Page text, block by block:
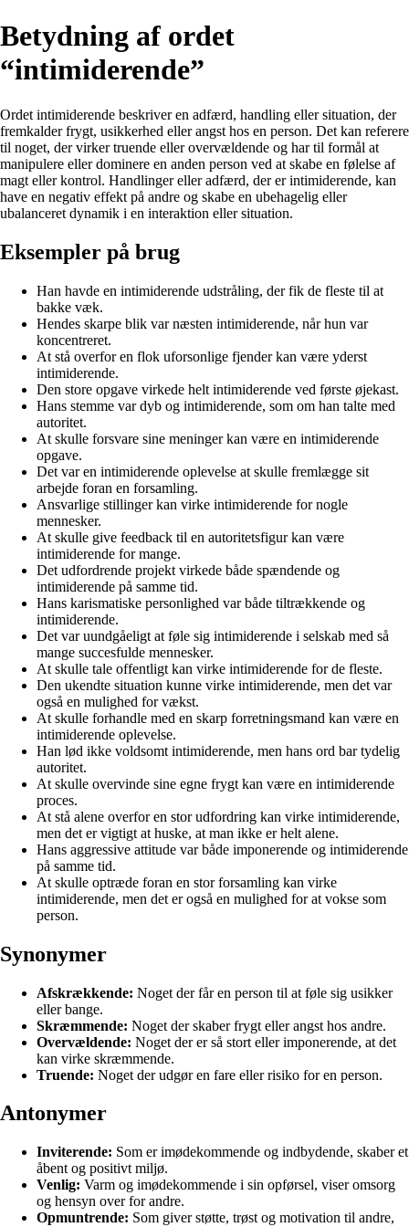
Betydning af ordet
“intimiderende”
Ordet intimiderende beskriver en adfærd, handling eller situation, der
fremkalder frygt, usikkerhed eller angst hos en person. Det kan referere
til noget, der virker truende eller overvældende og har til formål at
manipulere eller dominere en anden person ved at skabe en følelse af
magt eller kontrol. Handlinger eller adfærd, der er intimiderende, kan
have en negativ effekt på andre og skabe en ubehagelig eller
ubalanceret dynamik i en interaktion eller situation.
Eksempler på brug
Han havde en intimiderende udstråling, der fik de fleste til at
bakke væk.
Hendes skarpe blik var næsten intimiderende, når hun var
koncentreret.
At stå overfor en flok uforsonlige fjender kan være yderst
intimiderende.
Den store opgave virkede helt intimiderende ved første øjekast.
Hans stemme var dyb og intimiderende, som om han talte med
autoritet.
At skulle forsvare sine meninger kan være en intimiderende
opgave.
Det var en intimiderende oplevelse at skulle fremlægge sit
arbejde foran en forsamling.
Ansvarlige stillinger kan virke intimiderende for nogle
mennesker.
At skulle give feedback til en autoritetsfigur kan være
intimiderende for mange.
Det udfordrende projekt virkede både spændende og
intimiderende på samme tid.
Hans karismatiske personlighed var både tiltrækkende og
intimiderende.
Det var uundgåeligt at føle sig intimiderende i selskab med så
mange succesfulde mennesker.
At skulle tale offentligt kan virke intimiderende for de fleste.
Den ukendte situation kunne virke intimiderende, men det var
også en mulighed for vækst.
At skulle forhandle med en skarp forretningsmand kan være en
intimiderende oplevelse.
Han lød ikke voldsomt intimiderende, men hans ord bar tydelig
autoritet.
At skulle overvinde sine egne frygt kan være en intimiderende
proces.
At stå alene overfor en stor udfordring kan virke intimiderende,
men det er vigtigt at huske, at man ikke er helt alene.
Hans aggressive attitude var både imponerende og intimiderende
på samme tid.
At skulle optræde foran en stor forsamling kan virke
intimiderende, men det er også en mulighed for at vokse som
person.
Synonymer
Afskrækkende: Noget der får en person til at føle sig usikker
eller bange.
Skræmmende: Noget der skaber frygt eller angst hos andre.
Overvældende: Noget der er så stort eller imponerende, at det
kan virke skræmmende.
Truende: Noget der udgør en fare eller risiko for en person.
Antonymer
Inviterende: Som er imødekommende og indbydende, skaber et
åbent og positivt miljø.
Venlig: Varm og imødekommende i sin opførsel, viser omsorg
og hensyn over for andre.
Opmuntrende: Som giver støtte, trøst og motivation til andre,